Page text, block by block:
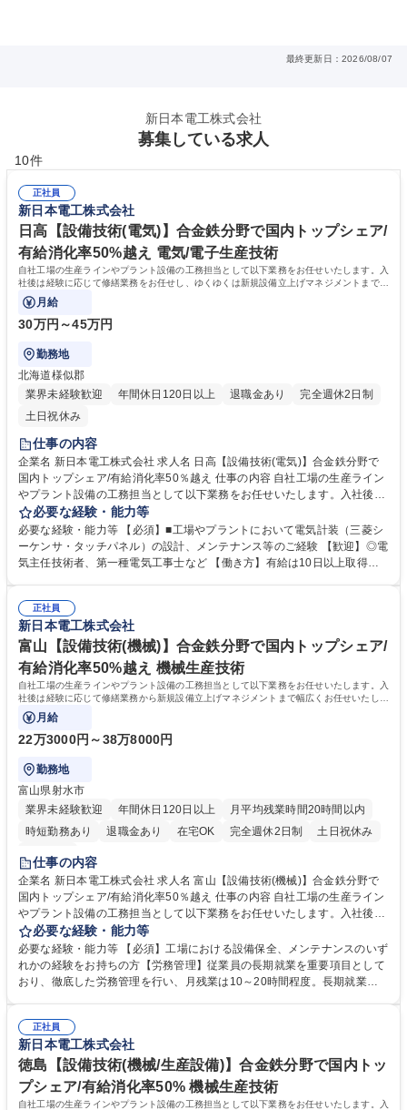
最終更新日：2026/08/07
新日本電工株式会社
募集している求人
10件
正社員
新日本電工株式会社
日高【設備技術(電気)】合金鉄分野で国内トップシェア/
有給消化率50%越え 電気/電子生産技術
自社工場の生産ラインやプラント設備の工務担当として以下業務をお任せいたします。入
社後は経験に応じて修繕業務をお任せし、ゆくゆくは新規設備立上げマネジメントまで幅
広くご活躍いただきます。
月給
30万円～45万円
勤務地
北海道様似郡
業界未経験歓迎
年間休日120日以上 退職金あり
完全週休2日制
土日祝休み
仕事の内容
企業名 新日本電工株式会社 求人名 日高【設備技術(電気)】合金鉄分野で
国内トップシェア/有給消化率50％越え 仕事の内容 自社工場の生産ライン
やプラント設備の工務担当として以下業務をお任せいたします。入社後は
経験に応じて修繕業務をお任せし、ゆくゆくは新規設備立上げマネジメン
トまで幅広くご活躍いただきます。 【具体的に】■新規設備投資案件の立
案推進（外注工事向けの仕様書作成、価格交渉、社内稟議、工事監督等含
む） ■大型の設備投資案件のプロジェクトリーダー ■既存設備の改善推進
行っています。 ※今回の募集業務では、建物への建設改変等の実作業は発
生しません。 募集職種 日高【設備技術(電気)】合金鉄分野で国内トップシ
ェア/有給消化率50％越え
必要な経験・能力等
必要な経験・能力等 【必須】■工場やプラントにおいて電気計装（三菱シ
ーケンサ・タッチパネル）の設計、メンテナンス等のご経験 【歓迎】◎電
気主任技術者、第一種電気工事士など 【働き方】有給は10日以上取得す
各種制度を取り揃えております。 ■家賃補助は賃貸であり続ける限り適
用。詳細は制度・福利厚生を参照 ■終身雇用を掲げ、年収も着実に毎年上
がります。退職金完備。■有給は1年目から20日※付与。入社時から使用
可能。※入社月によって日数変動 学歴・資格 学歴：大学院 大学 高専 語学
力： 資格：第二種電気主任技術者 第三種電気主任技術者 エネルギー管理
士
正社員
新日本電工株式会社
富山【設備技術(機械)】合金鉄分野で国内トップシェア/
有給消化率50%越え 機械生産技術
自社工場の生産ラインやプラント設備の工務担当として以下業務をお任せいたします。入
社後は経験に応じて修繕業務から新規設備立上げマネジメントまで幅広くお任せいたしま
す。
月給
22万3000円～38万8000円
勤務地
富山県射水市
業界未経験歓迎
年間休日120日以上
月平均残業時間20時間以内
時短勤務あり
退職金あり 在宅OK 完全週休2日制
土日祝休み
服装自由
仕事の内容
企業名 新日本電工株式会社 求人名 富山【設備技術(機械)】合金鉄分野で
国内トップシェア/有給消化率50％越え 仕事の内容 自社工場の生産ライン
やプラント設備の工務担当として以下業務をお任せいたします。入社後は
経験に応じて修繕業務から新規設備立上げマネジメントまで幅広くお任せ
いたします。 【具体的に】■新規設備投資案件の立案推進 ■大型の設備投
資案件のプロジェクトリーダー ■既存設備の改善推進 ■設備管理システム
の構築・運用 ■生産ラインの機械修繕対応（トラブル対応有）■予備品管
ステップアップしていただくことを期待しています。 募集職種 富山【設
備技術(機械)】合金鉄分野で国内トップシェア/有給消化率50％越え
必要な経験・能力等
必要な経験・能力等 【必須】工場における設備保全、メンテナンスのいず
れかの経験をお持ちの方【労務管理】従業員の長期就業を重要項目として
おり、徹底した労務管理を行い、月残業は10～20時間程度。長期就業が
て「くるみんマーク」の認定を受けており、法定を超えた各種制度を取り
揃えております。 ■家賃補助は賃貸であり続ける限り適用。詳細は制度・
福利厚生を参照 ■終身雇用を掲げ、年収も着実に毎年上がります。退職金
完備。■有給は1年目から20日※付与。入社時から使用可能。※入社月に
よって日数変動 学歴・資格 学歴：大学院 大学 高専 語学力： 資格：
正社員
新日本電工株式会社
徳島【設備技術(機械/生産設備)】合金鉄分野で国内トッ
プシェア/有給消化率50% 機械生産技術
自社工場の生産ラインやプラント設備の工務担当として以下業務をお任せいたします。入